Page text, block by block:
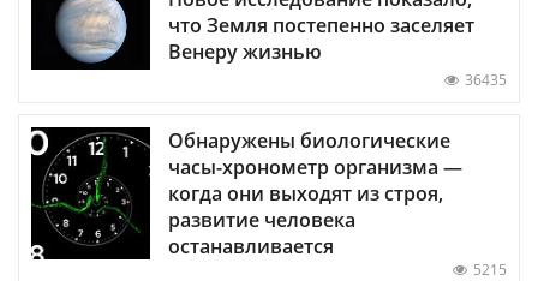
что Земля постепенно заселяет
Венеру жизнью
36435
Обнаружены биологические
часы-хронометр организма —
когда они выходят из строя,
развитие человека
останавливается
5215